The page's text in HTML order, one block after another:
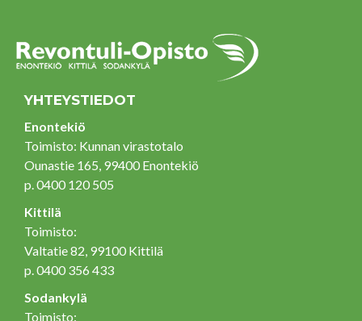
YHTEYSTIEDOT
Enontekiö
Toimisto: Kunnan virastotalo
Ounastie 165, 99400 Enontekiö
p. 0400 120 505
Kittilä
Toimisto:
Valtatie 82, 99100 Kittilä
p. 0400 356 433
Sodankylä
Toimisto: